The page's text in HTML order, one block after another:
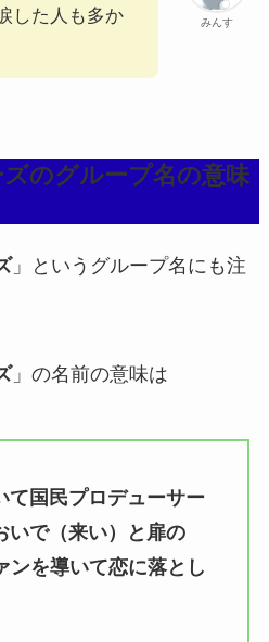
みんす
した人も多か
のグループ名の意味
」というグループ名にも注
」の名前の意味は
て国民プロデューサー
いで（来い）と扉の
ンを導いて恋に落とし